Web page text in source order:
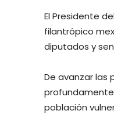
El Presidente
filantrópico
diputados y
De avanzar
población